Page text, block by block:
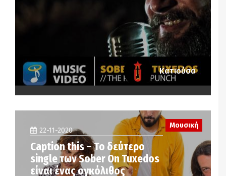
Κατιούσα
Μουσική
22-11-2020
Caption this – Το δεύτερο
single των Sober On Tuxedos
είναι ένας ογκόλιθος